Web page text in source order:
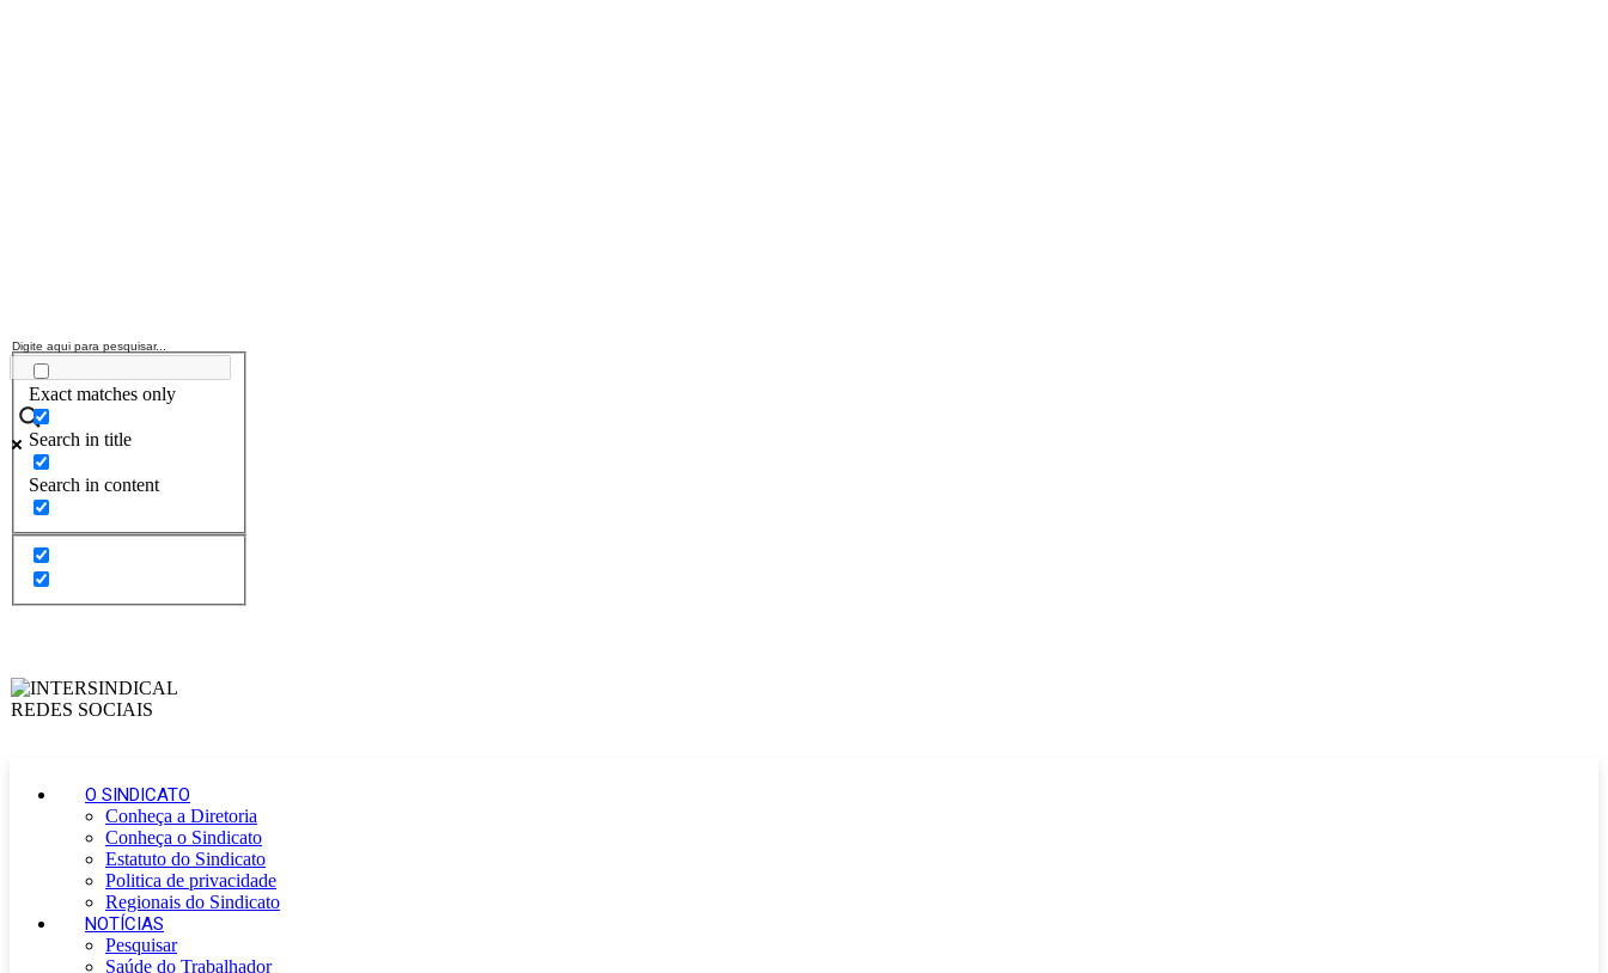
Exact matches only
Search in title
Search in content
O SINDICATO
Conheça a Diretoria
Conheça o Sindicato
Estatuto do Sindicato
Politica de privacidade
Regionais do Sindicato
NOTÍCIAS
Pesquisar
Saúde do Trabalhador